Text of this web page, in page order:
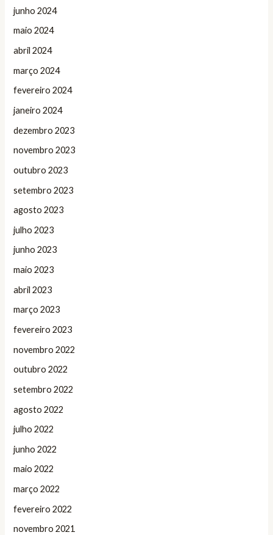
junho 2024
maio 2024
abril 2024
março 2024
fevereiro 2024
janeiro 2024
dezembro 2023
novembro 2023
outubro 2023
setembro 2023
agosto 2023
julho 2023
junho 2023
maio 2023
abril 2023
março 2023
fevereiro 2023
novembro 2022
outubro 2022
setembro 2022
agosto 2022
julho 2022
junho 2022
maio 2022
março 2022
fevereiro 2022
novembro 2021